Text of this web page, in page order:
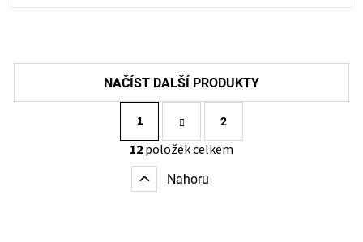
O
v
á
S
t
á
k
o
1 2
12položek celkem
Nahoru